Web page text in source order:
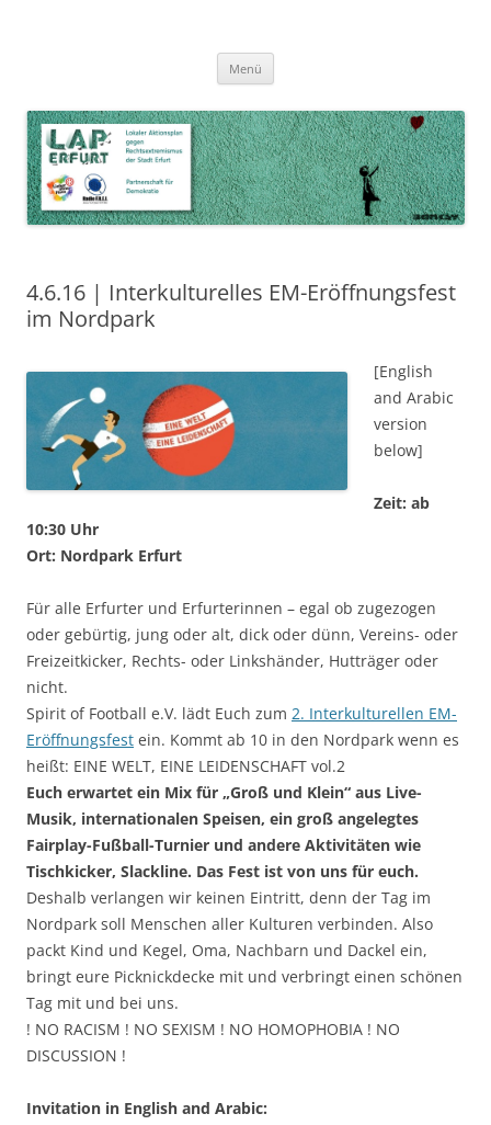
Lokaler Aktionsplan gegen Rechtsextremismus der Stadt Erfurt – Zur
Stärkung der Vielfalt, Toleranz und Demokratie
Menü
4.6.16 | Interkulturelles EM-Eröffnungsfest
im Nordpark
[English
and Arabic
version
below]
Zeit: ab
10:30 Uhr
Ort: Nordpark Erfurt
Für alle Erfurter und Erfurterinnen – egal ob zugezogen
oder gebürtig, jung oder alt, dick oder dünn, Vereins- oder
Freizeitkicker, Rechts- oder Linkshänder, Hutträger oder
nicht.
Spirit of Football e.V. lädt Euch zum 2. Interkulturellen EM-
Eröffnungsfest ein. Kommt ab 10 in den Nordpark wenn es
heißt: EINE WELT, EINE LEIDENSCHAFT vol.2
Euch erwartet ein Mix für „Groß und Klein“ aus Live-
Musik, internationalen Speisen, ein groß angelegtes
Fairplay-Fußball-Turnier und andere Aktivitäten wie
Tischkicker, Slackline. Das Fest ist von uns für euch.
Deshalb verlangen wir keinen Eintritt, denn der Tag im
Nordpark soll Menschen aller Kulturen verbinden. Also
packt Kind und Kegel, Oma, Nachbarn und Dackel ein,
bringt eure Picknickdecke mit und verbringt einen schönen
Tag mit und bei uns.
! NO RACISM ! NO SEXISM ! NO HOMOPHOBIA ! NO
DISCUSSION !
Invitation in English and Arabic: